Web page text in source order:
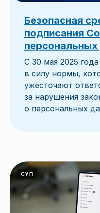
Безопасная
подписания
С 30 мая 2025
в силу нормы,
ужесточают
за нарушения
о персональных
СУП